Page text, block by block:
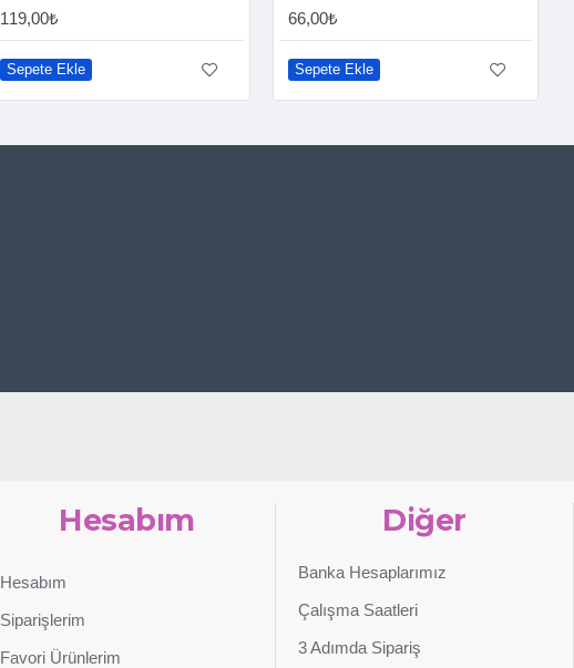
119,00₺
Sepete Ekle
66,00₺
Sepete Ekle
Hesabım
Hesabım
Siparişlerim
Favori Ürünlerim
Diğer
Banka Hesaplarımız
Çalışma Saatleri
3 Adımda Sipariş